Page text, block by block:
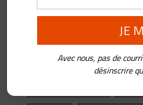
Innovations
Live
Ping An
Plateforme
Avec nous, pas de
désinscrire